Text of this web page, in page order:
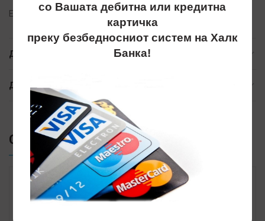
Elek, eleci, елеци, unisex, explode, флис, полар, flis, polar
ДОПОЛНИТЕЛНИ ИНФОРМАЦИИ
ДОСТАВА
СЛИЧНИ ПРОИЗВОДИ
со Вашата дебитна или кредитна
картичка
преку безбедносниот систем на Халк
Банка!